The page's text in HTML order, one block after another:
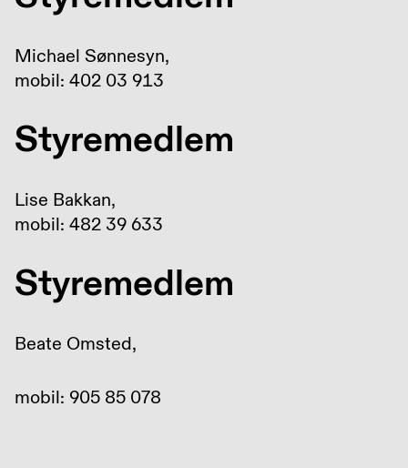
Michael Sønnesyn,
mobil: 402 03 913
Styremedlem
Lise Bakkan,
mobil: 482 39 633
Styremedlem
Beate Omsted,
mobil: 905 85 078